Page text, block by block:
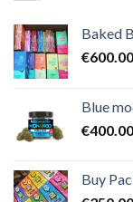
Baked
€600.00
Blue
€400.00
Buy